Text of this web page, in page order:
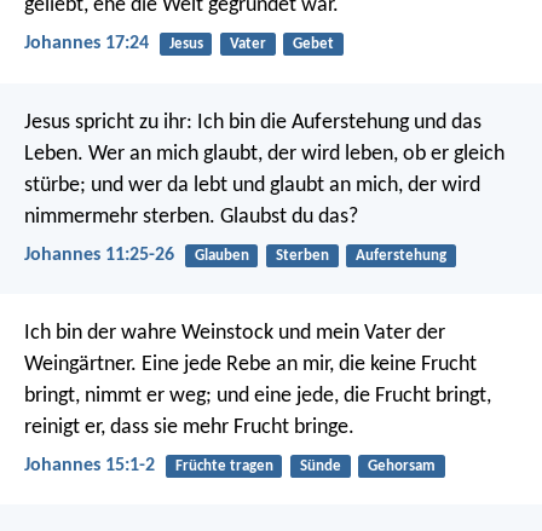
geliebt, ehe die Welt gegründet war.
Johannes 17:24 Jesus Vater Gebet
Jesus spricht zu ihr: Ich bin die Auferstehung und das
Leben. Wer an mich glaubt, der wird leben, ob er gleich
stürbe; und wer da lebt und glaubt an mich, der wird
nimmermehr sterben. Glaubst du das?
Johannes 11:25-26 Glauben Sterben Auferstehung
Ich bin der wahre Weinstock und mein Vater der
Weingärtner. Eine jede Rebe an mir, die keine Frucht
bringt, nimmt er weg; und eine jede, die Frucht bringt,
reinigt er, dass sie mehr Frucht bringe.
Johannes 15:1-2 Früchte tragen Sünde Gehorsam